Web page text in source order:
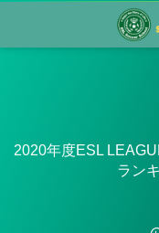
2020年度ESL
ラン